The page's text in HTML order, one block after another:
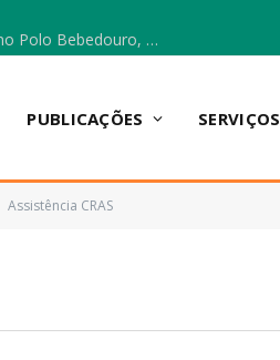
Escola Municipal Vicentina Vieira dos Santos, no Polo Bebedouro, recebeu materiais para a implantação do Cantinho da Leitura e da Sala Multidisciplinar.
PUBLICAÇÕES SERVIÇOS
Assistência CRAS